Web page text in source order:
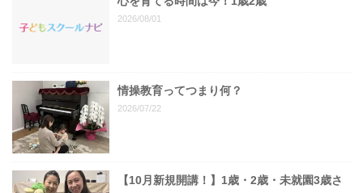
2026/08/01
情操教育ってつまり何？
2026/07/22
【10月新規開講！】1歳・2歳・未就園3歳さ